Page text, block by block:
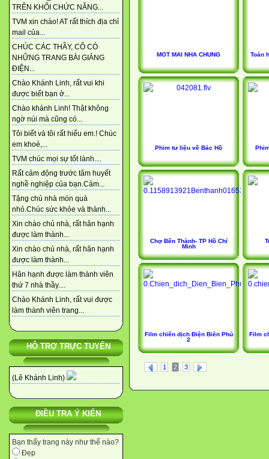
TRÊN KHỐI CHỨC NĂNG...
TVM xin chào! AT rất thích địa chỉ
mail của...
CHÚC CÁC THẦY, CÔ CÓ
NHỮNG TRANG BÀI GIẢNG
ĐIỆN...
Chào Khánh Linh, rất vui khi
được biết bạn ở...
Chào khánh Linh! Thật không
ngờ núi mà cũng có...
Tôi biết và tôi rất hiểu em.! Chúc
em khoẻ,...
TVM chúc mọi sự tốt lành....
Rất cảm động trước tâm huyết
nghề nghiệp của bạn.Cảm...
Tặng chủ nhà món quà
nhỏ.Chúc sức khỏe và thành...
Xin chào chủ nhà, rất hân hạnh
được làm thành...
Xin chào chủ nhà, rất hân hạnh
được làm thành...
Hân hạnh được làm thành viên
thứ 7 nhà thầy....
Chào Khánh Linh, rất vui được
làm thành viên trang...
HỖ TRỢ TRỰC TUYẾN
(Lê Khánh Linh)
ĐIỀU TRA Ý KIẾN
Bạn thấy trang này như thế nào?
Đẹp
MOT MAI NHA CHUNG Toán
Phim tư liệu về Bác Hồ
Chợ Bến Thành- TP Hồ Chí
Minh
Film chiến dịch Điện Biên Phủ
2
Film
1 2 3